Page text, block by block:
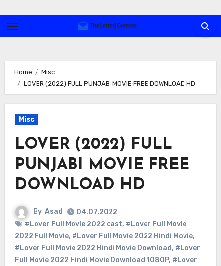
Home
Misc
LOVER (2022) FULL PUNJABI MOVIE FREE DOWNLOAD HD
Misc
LOVER (2022) FULL
PUNJABI MOVIE FREE
DOWNLOAD HD
By Asad
04.07.2022
#Lover Full Movie 2022 cast, #Lover Full Movie
2022 Full Movie, #Lover Full Movie 2022 Hindi Movie,
#Lover Full Movie 2022 Hindi Movie Download, #Lover
Full Movie 2022 Hindi Movie Download 1080P, #Lover